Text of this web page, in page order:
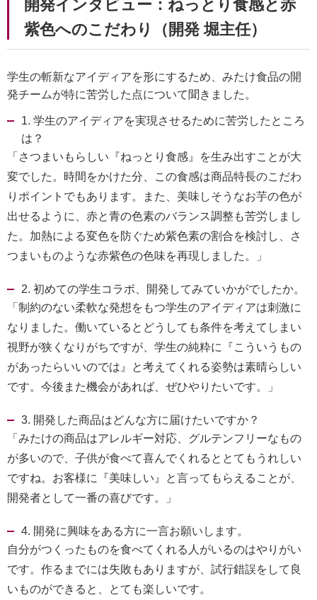
開発インタビュー：ねっとり食感と赤
紫色へのこだわり（開発 堀主任）
学生の斬新なアイディアを形にするため、みたけ食品の開
発チームが特に苦労した点について聞きました。
1. 学生のアイディアを実現させるために苦労したところ
は？
「さつまいもらしい『ねっとり食感』を生み出すことが大
変でした。時間をかけた分、この食感は商品特長のこだわ
りポイントでもあります。また、美味しそうなお芋の色が
出せるように、赤と青の色素のバランス調整も苦労しまし
た。加熱による変色を防ぐため紫色素の割合を検討し、さ
つまいものような赤紫色の色味を再現しました。」
2. 初めての学生コラボ、開発してみていかがでしたか。
「制約のない柔軟な発想をもつ学生のアイディアは刺激に
なりました。働いているとどうしても条件を考えてしまい
視野が狭くなりがちですが、学生の純粋に『こういうもの
があったらいいのでは』と考えてくれる姿勢は素晴らしい
です。今後また機会があれば、ぜひやりたいです。」
3. 開発した商品はどんな方に届けたいですか？
「みたけの商品はアレルギー対応、グルテンフリーなもの
が多いので、子供が食べて喜んでくれるととてもうれしい
ですね。お客様に『美味しい』と言ってもらえることが、
開発者として一番の喜びです。」
4. 開発に興味をある方に一言お願いします。
自分がつくったものを食べてくれる人がいるのはやりがい
です。作るまでには失敗もありますが、試行錯誤をして良
いものができると、とても楽しいです。